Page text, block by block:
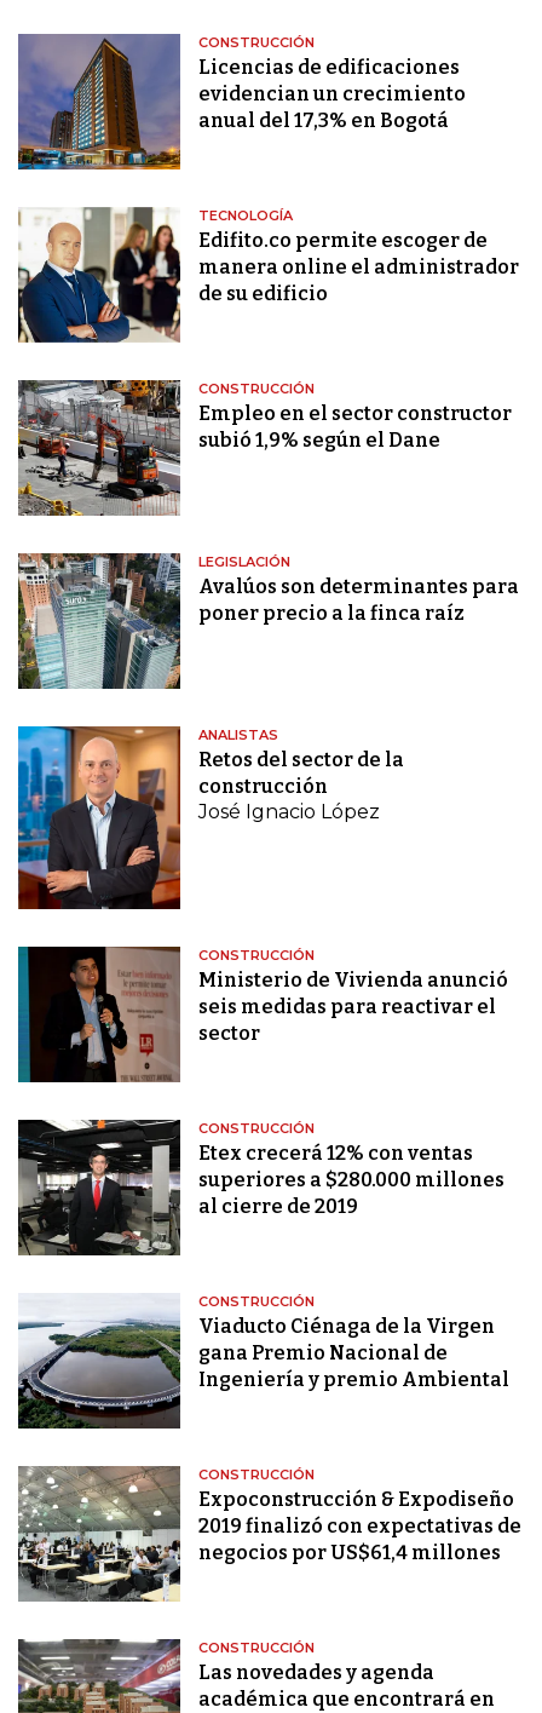
CONSTRUCCIÓN
Licencias de edificaciones
evidencian un crecimiento
anual del 17,3% en Bogotá
TECNOLOGÍA
Edifito.co permite escoger de
manera online el administrador
de su edificio
CONSTRUCCIÓN
Empleo en el sector constructor
subió 1,9% según el Dane
LEGISLACIÓN
Avalúos son determinantes para
poner precio a la finca raíz
ANALISTAS
Retos del sector de la
construcción
José Ignacio López
CONSTRUCCIÓN
Ministerio de Vivienda anunció
seis medidas para reactivar el
sector
CONSTRUCCIÓN
Etex crecerá 12% con ventas
superiores a $280.000 millones
al cierre de 2019
CONSTRUCCIÓN
Viaducto Ciénaga de la Virgen
gana Premio Nacional de
Ingeniería y premio Ambiental
CONSTRUCCIÓN
Expoconstrucción & Expodiseño
2019 finalizó con expectativas de
negocios por US$61,4 millones
CONSTRUCCIÓN
Las novedades y agenda
académica que encontrará en